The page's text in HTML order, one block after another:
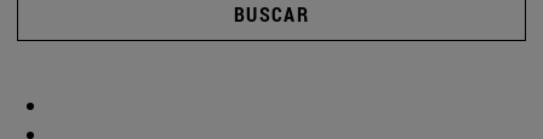
BUSCAR